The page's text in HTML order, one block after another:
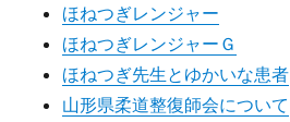
ほねつぎレンジャー
ほねつぎレンジャーＧ
ほねつぎ先生とゆかいな患者
山形県柔道整復師会について